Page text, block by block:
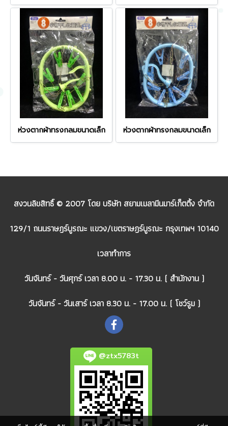
ห่วงตากผ้าทรงกลมขนาดเล็ก ห่วงตากผ้าทรงกลมขนาดเล็ก
สงวนลิขสิทธิ์ © 2007 โดย บริษัท สยามเมลามีนมาร์เก็ตติ้ง จำกัด
129/1 ถนนราษฎร์บูรณะ แขวง/เขตราษฎร์บูรณะ กรุงเทพฯ 10140
เวลาทำการ
วันจันทร์ - วันศุกร์ เวลา 8.00 น. - 17.30 น. ( สำนักงาน )
วันจันทร์ - วันเสาร์ เวลา 8.30 น. - 17.00 น. ( โชว์รูม )
@ztx5783t